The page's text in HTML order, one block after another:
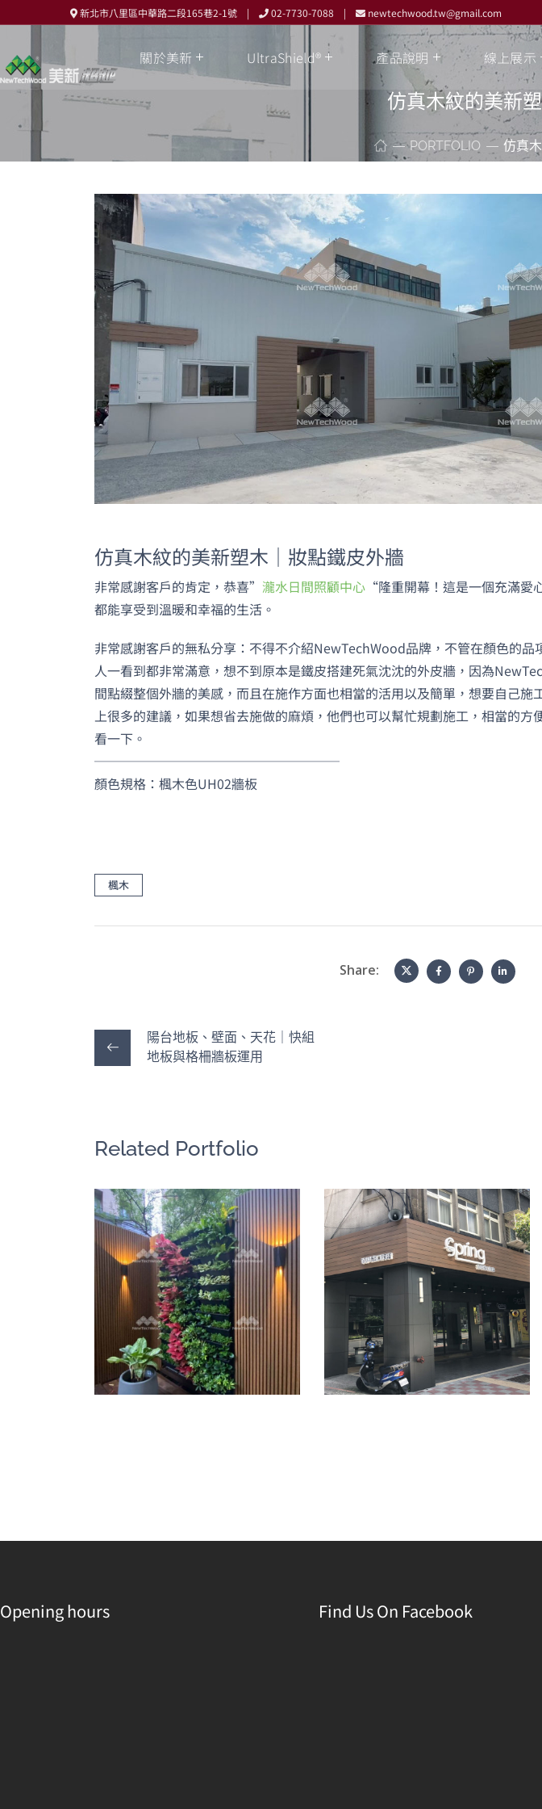
新北市八里區中華路二段165巷2-1號 | 02-7730-7088 | newtechwood.tw@gmail.com
關於美新 UltraShield® 產品說明 線上展示
仿真木紋的美新
PORTFOLIO 仿真
仿真木紋的美新塑木｜妝點鐵皮外牆
非常感謝客戶的肯定，恭喜” 瀧水日間照顧中心 “隆重開幕！這是一個充滿愛
都能享受到溫暖和幸福的生活。
非常感謝客戶的無私分享：不得不介紹NewTechWood品牌，不管在顏色的品
人一看到都非常滿意，想不到原本是鐵皮搭建死氣沈沈的外皮牆，因為
間點綴整個外牆的美感，而且在施作方面也相當的活用以及簡單，想要自己
上很多的建議，如果想省去施做的麻煩，他們也可以幫忙規劃施工，相當的方
看一下。
───────────────────
顏色規格：楓木色UH02牆板
楓木
Share:
陽台地板、壁面、天花｜快組
地板與格柵牆板運用
Related Portfolio
木牆｜綠牆
牆板圍籬天花
春興進口衛浴｜
招牌
Opening hours Find Us On Facebook